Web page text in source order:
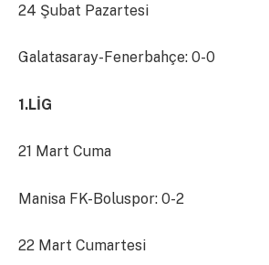
24 Şubat Pazartesi
Galatasaray-Fenerbahçe: 0-0
1.LİG
21 Mart Cuma
Manisa FK-Boluspor: 0-2
22 Mart Cumartesi